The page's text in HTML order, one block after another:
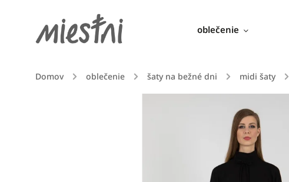
oblečenie
Domov / oblečenie / šaty na bežné dni / midi šaty /